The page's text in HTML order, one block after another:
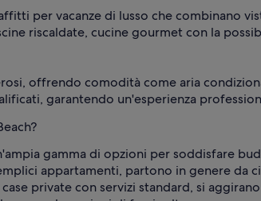
per vacanze di lusso che combinano
riscaldate, cucine gourmet con la
offrendo comodità come aria
garantendo un'esperienza
gamma di opzioni per soddisfare
appartamenti, partono in genere da
private con servizi standard, si